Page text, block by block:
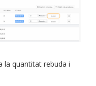
la quantitat rebuda i